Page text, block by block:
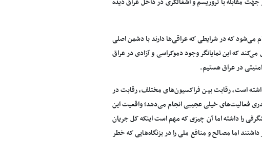
مقابله با تروریسم و اشغالگری در داخل عراق دیده
می‌شود که در شرایطی که عراقی‌ها دارند با دشمن اصلی
که این نمایانگر وجود دموکراسی و آزادی در عراق
در عراق هستیم.
است، رقابت بین فراکسیون‌های مختلف، رقابت در
فعالیت‌های خیلی عجیبی انجام می‌دهد؛ واقعیت این
شگرفی را داشته اما آن چیزی که مهم است اینکه کل جریان
اما مصالح و منافع ملی را در بزنگاه‌هایی که خطر